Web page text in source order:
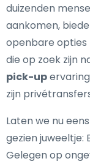
duizenden
aankomen,
openbare opties
die op zoek zijn
pick-up
zijn
Laten we nu
gezien juweeltje:
Gelegen op